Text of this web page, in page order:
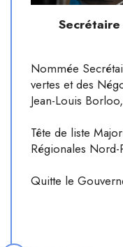
Nommée
vertes et des
Jean-Louis
Tête de liste
Régionales Nord-
Quitte le